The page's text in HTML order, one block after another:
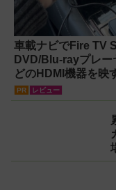
車載ナビでFire TV
DVD/Blu-rayプレー
どのHDMI機器を映
ルート。USB接続だ
ス化できる新機軸
ーを徹底解説【デ
テム『USBKIT』】
PR レビュー